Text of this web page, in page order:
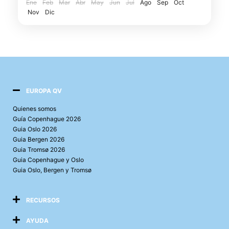
Edimburgo
Ene Feb Mar Abr May Jun Jul Ago Sep
Oct
Nov
Dic
EUROPA QV
Quienes somos
Guía Copenhague 2026
Guia Oslo 2026
Guia Bergen 2026
Guia Tromsø 2026
Guia Copenhague y Oslo
Guia Oslo, Bergen y Tromsø
RECURSOS
AYUDA